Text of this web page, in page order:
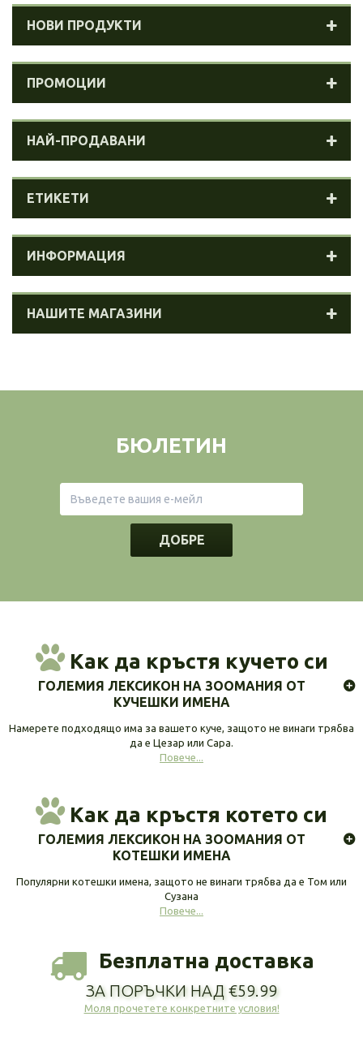
НОВИ ПРОДУКТИ
ПРОМОЦИИ
НАЙ-ПРОДАВАНИ
ЕТИКЕТИ
ИНФОРМАЦИЯ
НАШИТЕ МАГАЗИНИ
БЮЛЕТИН
ДОБРЕ
Как да кръстя кучето си
ГОЛЕМИЯ ЛЕКСИКОН НА ЗООМАНИЯ ОТ
КУЧЕШКИ ИМЕНА
Намерете подходящо има за вашето куче, защото не винаги трябва
да е Цезар или Сара.
Повече...
Как да кръстя котето си
ГОЛЕМИЯ ЛЕКСИКОН НА ЗООМАНИЯ ОТ
КОТЕШКИ ИМЕНА
Популярни котешки имена, защото не винаги трябва да е Том или
Сузана
Повече...
Безплатна доставка
ЗА ПОРЪЧКИ НАД €59.99
Моля прочетете конкретните условия!